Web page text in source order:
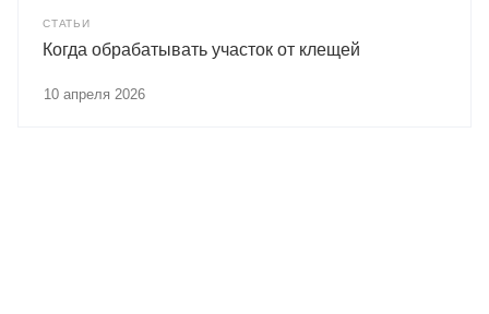
СТАТЬИ
Когда обрабатывать участок от клещей
10 апреля 2026